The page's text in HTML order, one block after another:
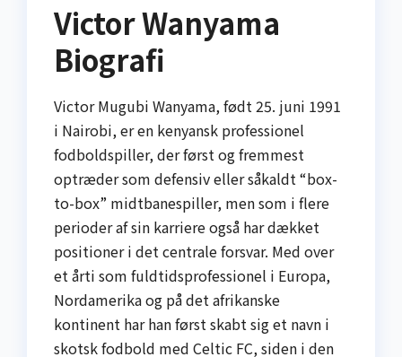
Victor Wanyama
Biografi
Victor Mugubi Wanyama, født 25. juni 1991
i Nairobi, er en kenyansk professionel
fodboldspiller, der først og fremmest
optræder som defensiv eller såkaldt “box-
to-box” midtbanespiller, men som i flere
perioder af sin karriere også har dækket
positioner i det centrale forsvar. Med over
et årti som fuldtidsprofessionel i Europa,
Nordamerika og på det afrikanske
kontinent har han først skabt sig et navn i
skotsk fodbold med Celtic FC, siden i den